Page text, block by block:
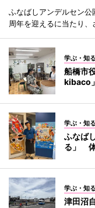
ふなばしアンデルセン
周年を迎えるに当たり、
学ぶ・知る
船橋市
kibaco
学ぶ・知る
ふなば
る」 体
学ぶ・知る
津田沼